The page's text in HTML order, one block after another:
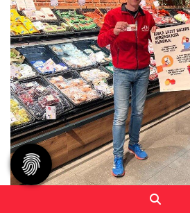
Ab sofort könnt ihr unseren Nachwuchs